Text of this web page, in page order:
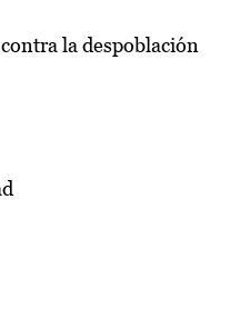
la despoblación